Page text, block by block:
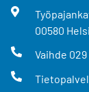
00580
Vaihde 029